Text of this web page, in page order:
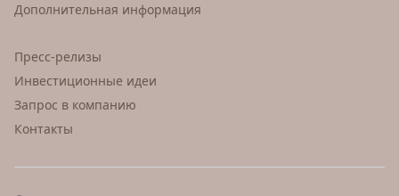
Дополнительная информация
Пресс-релизы
Инвестиционные идеи
Запрос в компанию
Контакты